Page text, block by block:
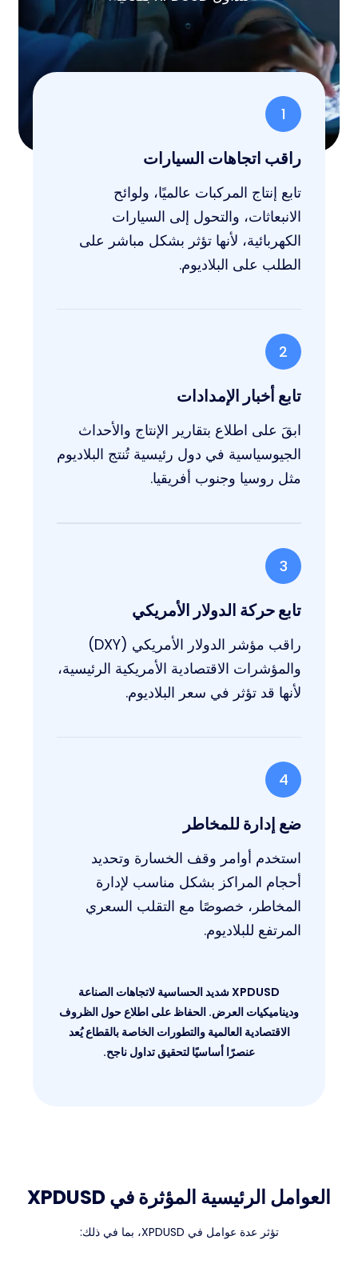
1
راقب اتجاهات السيارات
تابع إنتاج المركبات عالميًا، ولوائح
الانبعاثات، والتحول إلى السيارات
الكهربائية، لأنها تؤثر بشكل مباشر على
الطلب على البلاديوم.
2
تابع أخبار الإمدادات
ابقَ على اطلاع بتقارير الإنتاج والأحداث
الجيوسياسية في دول رئيسية تُنتج البلاديوم
مثل روسيا وجنوب أفريقيا.
3
تابع حركة الدولار الأمريكي
راقب مؤشر الدولار الأمريكي (DXY)
والمؤشرات الاقتصادية الأمريكية الرئيسية،
لأنها قد تؤثر في سعر البلاديوم.
4
ضع إدارة للمخاطر
استخدم أوامر وقف الخسارة وتحديد
أحجام المراكز بشكل مناسب لإدارة
المخاطر، خصوصًا مع التقلب السعري
المرتفع للبلاديوم.
XPDUSD شديد الحساسية لاتجاهات الصناعة
وديناميكيات العرض. الحفاظ على اطلاع حول الظروف
الاقتصادية العالمية والتطورات الخاصة بالقطاع يُعد
عنصرًا أساسيًا لتحقيق تداول ناجح.
العوامل الرئيسية المؤثرة في XPDUSD
تؤثر عدة عوامل في XPDUSD، بما في ذلك: